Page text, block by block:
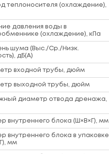
теплоносителя (охлаждение),
давления воды в
(охлаждение), кПа
шума (Выс./Ср./Низк.
дБ(А)
входной трубы, дюйм
выходной трубы, дюйм
диаметр отвода дренажа,
внутреннего блока (Ш×В×Г), мм
внутреннего блока в упаковке
мм